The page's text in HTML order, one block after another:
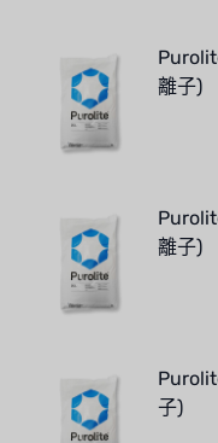
離子)
離子)
子)